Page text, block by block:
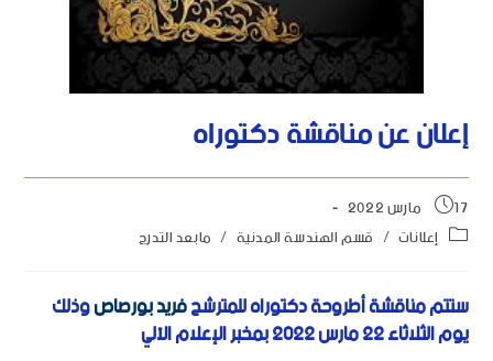
إعلان عن مناقشة دكتوراه
17 مارس 2022
إعلانات / قسم الهندسة المدنية / مابعد التدرج
ستتم مناقشة أطروحة دكتوراه للمترشحفريد بورصاصوذلك
يومالثلاثاء22 مارس 2022 بمخبر الإعلام الآلي